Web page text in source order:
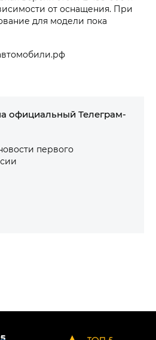
от оснащения. При
для модели пока
официальный Телеграм-
первого